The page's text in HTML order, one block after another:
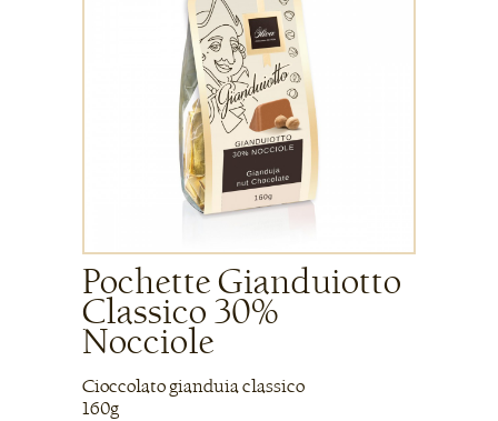
Pochette Gianduiotto
Classico 30%
Nocciole
Cioccolato gianduia classico
160g